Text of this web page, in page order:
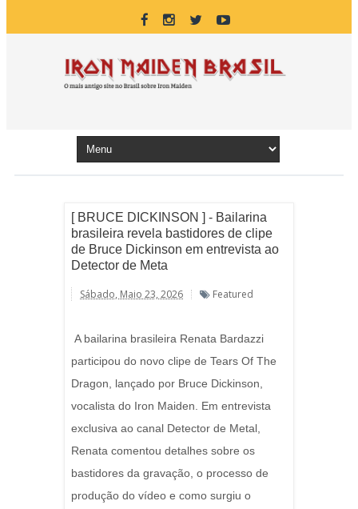
[ BRUCE DICKINSON ] - Bailarina
brasileira revela bastidores de clipe
de Bruce Dickinson em entrevista ao
Detector de Meta
Sábado, Maio 23, 2026 Featured
A bailarina brasileira Renata Bardazzi
participou do novo clipe de Tears Of The
Dragon, lançado por Bruce Dickinson,
vocalista do Iron Maiden. Em entrevista
exclusiva ao canal Detector de Metal,
Renata comentou detalhes sobre os
bastidores da gravação, o processo de
produção do vídeo e como surgiu o